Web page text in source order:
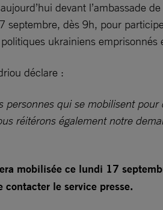
devant l’ambassade
dès 9h, pour
ukrainiens emprisonnés
déclare :
qui se mobilisent
réitérons également notre
mobilisée ce lundi 17
le service presse.